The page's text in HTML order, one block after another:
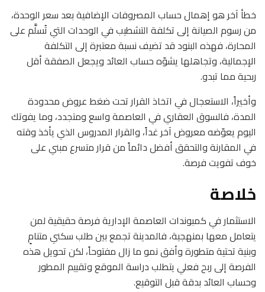
خطأ آخر هو إهمال حساب المصروفات الإضافية بعد سعر الوحدة،
من رسوم الصيانة إلى تكلفة التشطيب في الوحدات التي تُسلَّم على
المحارة، فهذه البنود قد تضيف نسبة معتبرة إلى التكلفة
الإجمالية، وتجاهلها يشوّه حساب العائد ويجعل الصفقة أقل
ربحية مما تبدو.
وأخيراً، الاستعجال في اتخاذ القرار تحت ضغط عروض محدودة
المدة، فالسوق العقاري في العاصمة واسع ومتجدد، وما يفوتك
اليوم يعوّضه معروض آخر غداً، والقرار المدروس الذي يأخذ وقته
في المقارنة والتحقق أفضل دائماً من قرار متسرع مبني على
خوف تفويت فرصة.
خلاصة
الاستثمار في كمبوندات العاصمة الإدارية فرصة حقيقية لمن
يتعامل معها بمنهجية، فالمدينة تجمع بين طلب سكني متنامٍ
وبنية تحتية متطورة وأفق نمو ما زال مفتوحاً، لكن تحويل هذه
الفرصة إلى ربح فعلي يتطلب دراسة الموقع وتقييم المطور
وحساب العائد بدقة قبل التوقيع.